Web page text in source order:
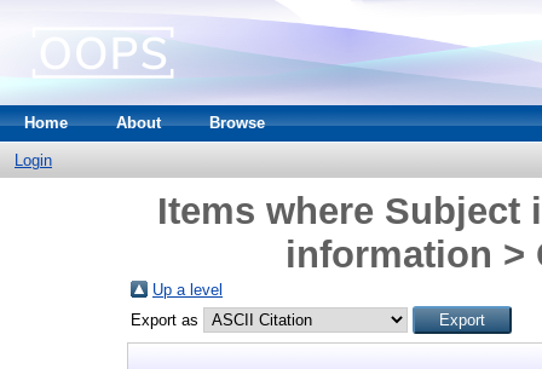
Home About Browse
Login
Items where Subject
information >
Up a level
Export as